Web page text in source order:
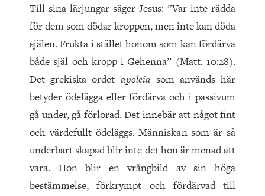
Till sina lärjungar säger Jesus: ”Var inte rädda
för dem som dödar kroppen, men inte kan döda
själen. Frukta i stället honom som kan fördärva
både själ och kropp i Gehenna” (Matt. 10:28).
Det grekiska ordet apoleia som används här
betyder ödelägga eller fördärva och i passivum
gå under, gå förlorad. Det innebär att något fint
och värdefullt ödeläggs. Människan som är så
underbart skapad blir inte det hon är menad att
vara. Hon blir en vrångbild av sin höga
bestämmelse, förkrympt och fördärvad till